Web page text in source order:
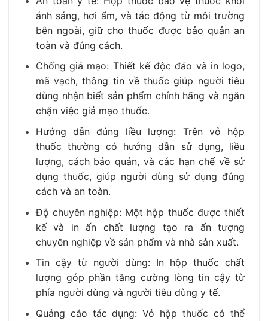
ánh sáng, hơi ẩm, và tác động từ môi trường
bên ngoài, giữ cho thuốc được bảo quản an
toàn và đúng cách.
Chống giả mạo: Thiết kế độc đáo và in logo,
mã vạch, thông tin về thuốc giúp người tiêu
dùng nhận biết sản phẩm chính hãng và ngăn
chặn việc giả mạo thuốc.
Hướng dẫn đúng liều lượng: Trên vỏ hộp
thuốc thường có hướng dẫn sử dụng, liều
lượng, cách bảo quản, và các hạn chế về sử
dụng thuốc, giúp người dùng sử dụng đúng
cách và an toàn.
Độ chuyên nghiệp: Một hộp thuốc được thiết
kế và in ấn chất lượng tạo ra ấn tượng
chuyên nghiệp về sản phẩm và nhà sản xuất.
Tin cậy từ người dùng: In hộp thuốc chất
lượng góp phần tăng cường lòng tin cậy từ
phía người dùng và người tiêu dùng y tế.
Quảng cáo tác dụng: Vỏ hộp thuốc có thể